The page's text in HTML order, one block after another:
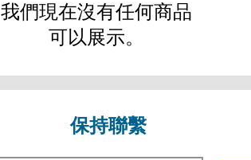
我們現在沒有任何商品
可以展示。
保持聯繫